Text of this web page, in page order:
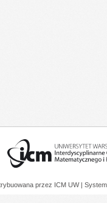
przez ICM UW |